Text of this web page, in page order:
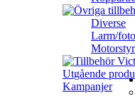
Diverse
Larm/
Utgående
Kampanjer